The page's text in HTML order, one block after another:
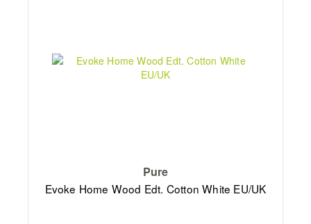
Pure
Evoke Home Wood Edt. Cotton White EU/UK